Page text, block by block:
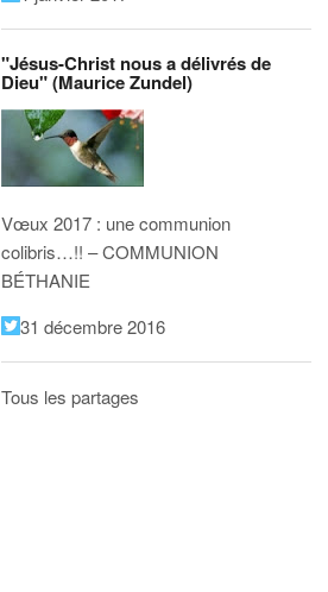
"Jésus-Christ nous a délivrés de
Dieu" (Maurice Zundel)
Vœux 2017 : une communion
colibris…!! – COMMUNION
BÉTHANIE
31 décembre 2016
Tous les partages